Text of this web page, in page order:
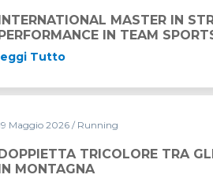
MASTER IN
IN TEAM
Tutto
TRA GLI ALLIEVI AI
Maggio 2026 / Running
TRICOLORE TRA
MONTAGNA